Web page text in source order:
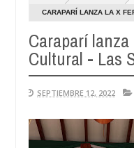
robo y queda herido
a 12 ministerios y
CARAPARÍ LANZA LA X
Caraparí
Cultural - Las
SEPTIEMBRE 12, 2022